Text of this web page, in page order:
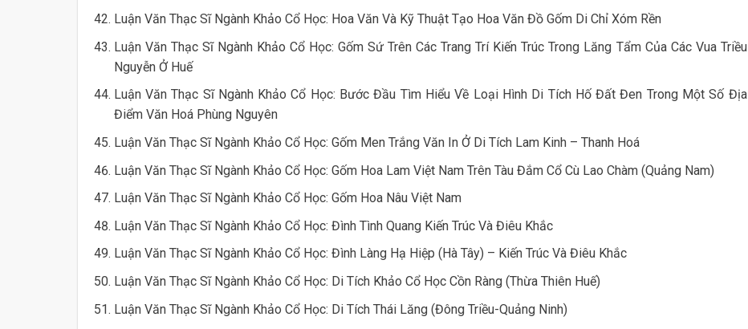
Luận Văn Thạc Sĩ Ngành Khảo Cổ Học: Hoa Văn Và Kỹ Thuật Tạo Hoa Văn Đồ Gốm Di Chỉ Xóm Rền
Luận Văn Thạc Sĩ Ngành Khảo Cổ Học: Gốm Sứ Trên Các Trang Trí Kiến Trúc Trong Lăng Tẩm Của Các Vua Triều
Nguyễn Ở Huế
Luận Văn Thạc Sĩ Ngành Khảo Cổ Học: Bước Đầu Tìm Hiểu Về Loại Hình Di Tích Hố Đất Đen Trong Một Số Địa
Điểm Văn Hoá Phùng Nguyên
Luận Văn Thạc Sĩ Ngành Khảo Cổ Học: Gốm Men Trắng Văn In Ở Di Tích Lam Kinh – Thanh Hoá
Luận Văn Thạc Sĩ Ngành Khảo Cổ Học: Gốm Hoa Lam Việt Nam Trên Tàu Đắm Cổ Cù Lao Chàm (Quảng Nam)
Luận Văn Thạc Sĩ Ngành Khảo Cổ Học: Gốm Hoa Nâu Việt Nam
Luận Văn Thạc Sĩ Ngành Khảo Cổ Học: Đình Tình Quang Kiến Trúc Và Điêu Khắc
Luận Văn Thạc Sĩ Ngành Khảo Cổ Học: Đình Làng Hạ Hiệp (Hà Tây) – Kiến Trúc Và Điêu Khắc
Luận Văn Thạc Sĩ Ngành Khảo Cổ Học: Di Tích Khảo Cổ Học Cồn Ràng (Thừa Thiên Huế)
Luận Văn Thạc Sĩ Ngành Khảo Cổ Học: Di Tích Thái Lăng (Đông Triều-Quảng Ninh)